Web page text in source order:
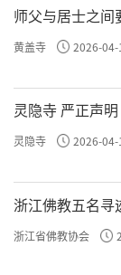
师父与居士之间
黄盖寺 2026-04-
灵隐寺 严正声明
灵隐寺 2026-04-
浙江佛教五名
浙江省佛教协会